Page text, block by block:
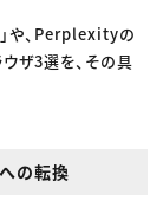
アや、Perplexityの
ザ3選を、その具
への転換